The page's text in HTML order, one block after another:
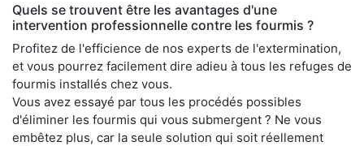
Quels se trouvent être les avantages d'une
intervention professionnelle contre les fourmis ?
Profitez de l'efficience de nos experts de l'extermination,
et vous pourrez facilement dire adieu à tous les refuges de
fourmis installés chez vous.
Vous avez essayé par tous les procédés possibles
d'éliminer les fourmis qui vous submergent ? Ne vous
embêtez plus, car la seule solution qui soit réellement